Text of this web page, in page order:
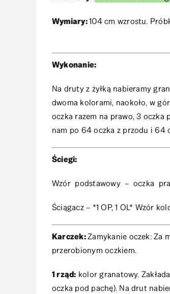
Wymiary:104 cm wzrostu.
Wykonanie:
Na druty z żyłką nabieramy
dwoma kolorami, naokoło, w
oczka razem na prawo, 3 oczka
nam po 64 oczka z przodu i 64
Ściegi:
Wzór podstawowy – oczka
Ściągacz – *1 OP, 1 OL* Wzór
Karczek:Zamykanie oczek: Za
przerobionym oczkiem.
1 rząd: kolor granatowy.
oczka pod pachę). Na drut